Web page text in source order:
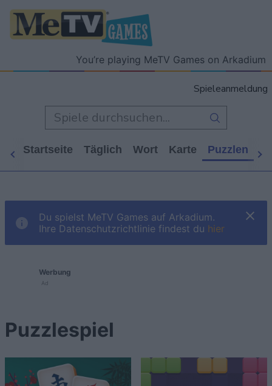
You’re playing MeTV Games on Arkadium
Spieleanmeldung
Startseite Täglich Wort Karte Puzzlen
Du spielst MeTV Games auf Arkadium.
Ihre Datenschutzrichtlinie findest du hier
Werbung
Ad
Puzzlespiel